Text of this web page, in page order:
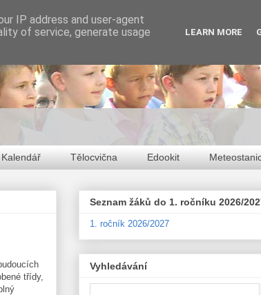
Kalendář Tělocvična Edookit
třídy,
Seznam žáků do 1. ročníku 2026/
1. ročník 2026/2027
Vyhledávání
IP address and user-agent
of service, generate usage
LEARN MORE